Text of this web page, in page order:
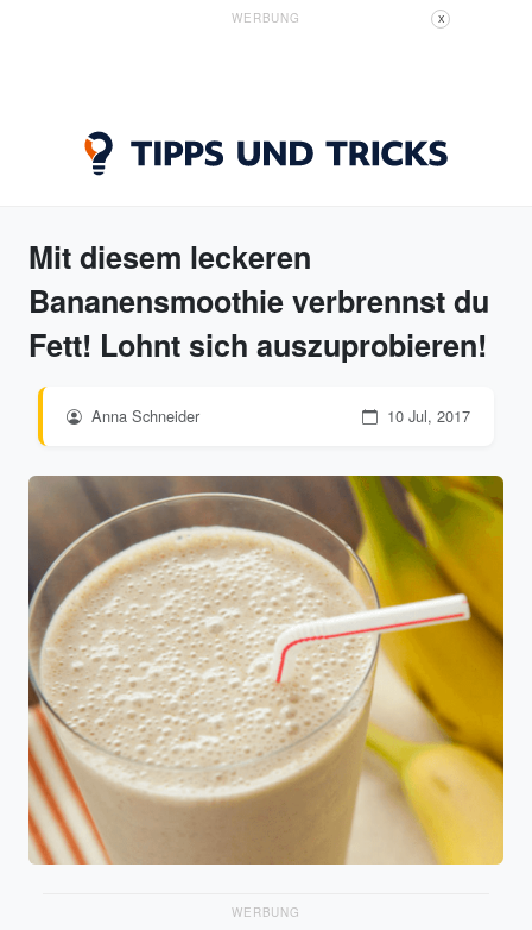
WERBUNG X
Mit diesem leckeren
Bananensmoothie verbrennst du
Fett! Lohnt sich auszuprobieren!
Anna Schneider 10 Jul, 2017
WERBUNG